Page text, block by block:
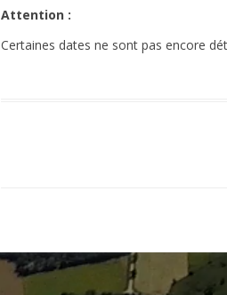
Attention :
Certaines dates ne sont pas encore